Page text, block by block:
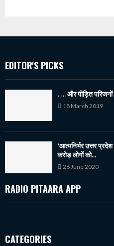
EDITOR'S PICKS
…. और पीड़ित
18 March 2019
‘आत्मनिर्भर उत्तर
करोड़ लोगों को...
26 June 2020
RADIO PITAARA APP
CATEGORIES